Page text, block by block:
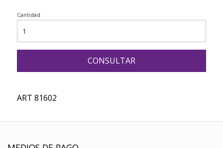
Cantidad
CONSULTAR
ART 81602